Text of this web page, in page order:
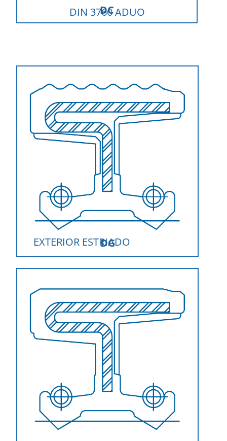
DC
DIN 3760 ADUO
DG
EXTERIOR ESTRIADO